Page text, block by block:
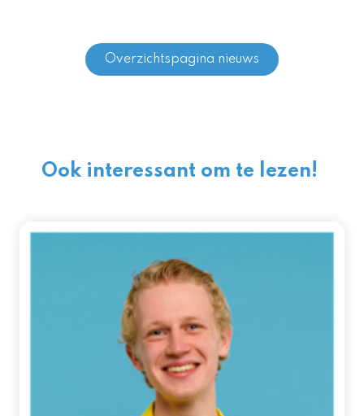
Overzichtspagina nieuws
Ook interessant om te lezen!